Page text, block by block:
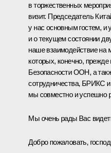
в торжественных
визит. Председатель
у нас основным гостем, и
и о текущем состоянии
наше взаимодействие
которых, конечно,
Безопасности ООН, а
сотрудничества, БРИКС
мы совместно и успешно
Мы очень рады Вас
Добро пожаловать,